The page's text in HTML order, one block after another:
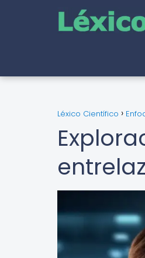
Léxico Científico